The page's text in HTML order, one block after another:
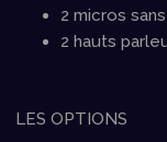
2 micros
2 hauts
LES OPTIONS